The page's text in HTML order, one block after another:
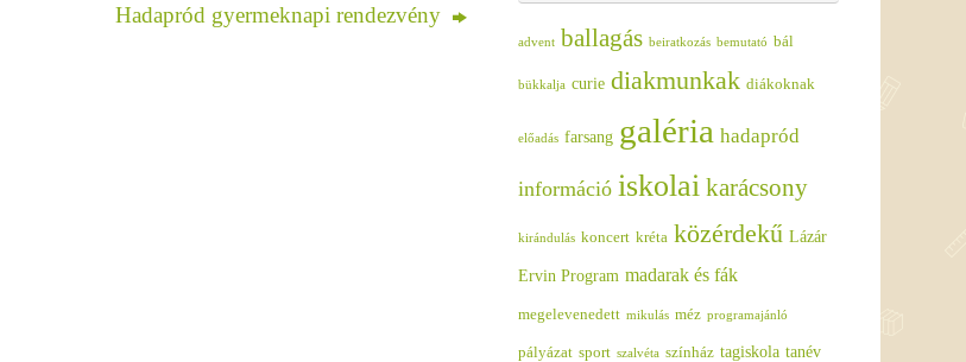
Hadapród gyermeknapi rendezvény
advent ballagás beiratkozás bemutató bál
bükkalja curie diakmunkak diákoknak
előadás farsang galéria hadapród
információ iskolai karácsony
kirándulás koncert kréta közérdekű Lázár
Ervin Program madarak és fák
megelevenedett mikulás méz programajánló
pályázat sport szalvéta színház tagiskola tanév